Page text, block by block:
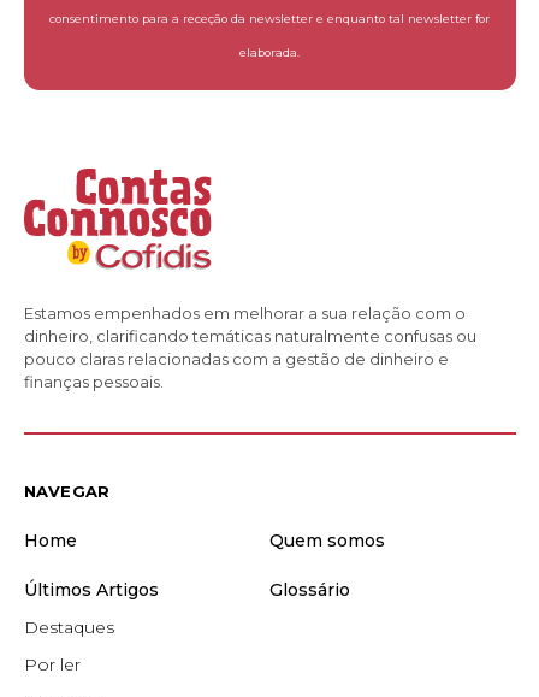
consentimento para a receção da newsletter e enquanto tal newsletter for
elaborada.
Estamos empenhados em melhorar a sua relação com o
dinheiro, clarificando temáticas naturalmente confusas ou
pouco claras relacionadas com a gestão de dinheiro e
finanças pessoais.
NAVEGAR
Home Quem somos
Últimos Artigos
Destaques
Por ler
Glossário